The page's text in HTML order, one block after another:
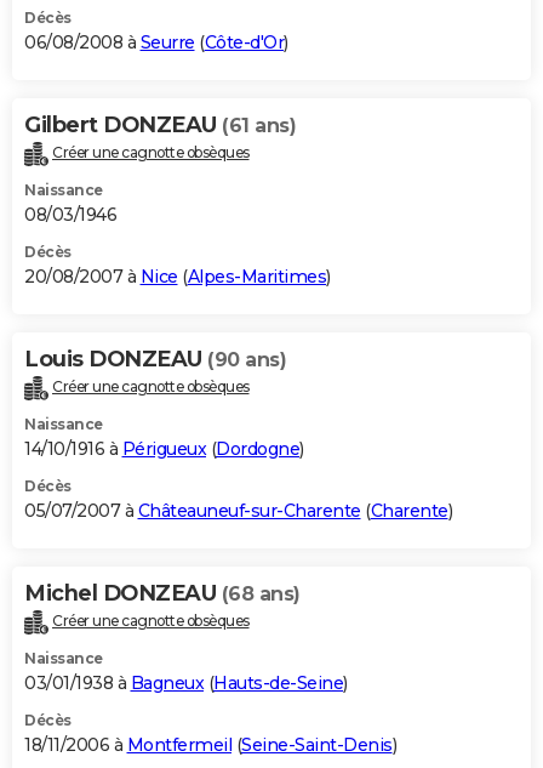
Décès
06/08/2008 à Seurre (Côte-d'Or)
Gilbert DONZEAU (61 ans)
Créer une cagnotte obsèques
Naissance
08/03/1946
Décès
20/08/2007 à Nice (Alpes-Maritimes)
Louis DONZEAU (90 ans)
Créer une cagnotte obsèques
Naissance
14/10/1916 à Périgueux(Dordogne)
Décès
05/07/2007 à Châteauneuf-sur-Charente (Charente)
Michel DONZEAU (68 ans)
Créer une cagnotte obsèques
Naissance
03/01/1938 à Bagneux(Hauts-de-Seine)
Décès
18/11/2006 à Montfermeil (Seine-Saint-Denis)